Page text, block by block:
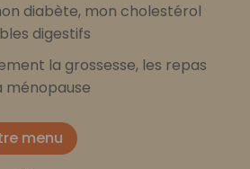
diabète, mon cholestérol
digestifs
la grossesse, les repas
ménopause
menu